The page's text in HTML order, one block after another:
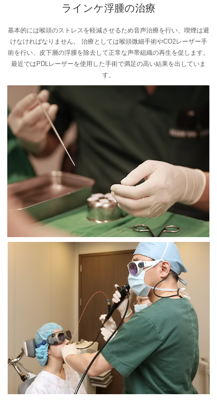
ラインケ浮腫の治療
基本的には喉頭のストレスを軽減させるため音声治療を行い、喫煙は避
けなければなりません。 治療としては喉頭微細手術やCO2レーザー手
術を行い、皮下層の浮腫を除去して正常な声帯組織の再生を促します。
最近ではPDLレーザーを使用した手術で満足の高い結果を出していま
す。